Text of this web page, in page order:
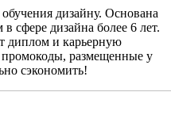
дизайну. Основана
дизайна более 6 лет.
диплом и карьерную
промокоды, размещенные у
сэкономить!